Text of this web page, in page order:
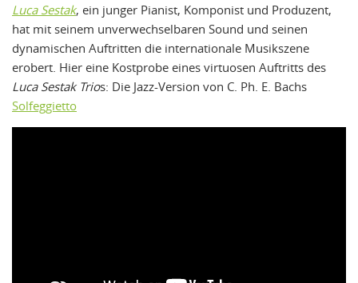
Luca Sestak, ein junger Pianist, Komponist und Produzent,
hat mit seinem unverwechselbaren Sound und seinen
dynamischen Auftritten die internationale Musikszene
erobert. Hier eine Kostprobe eines virtuosen Auftritts des
Luca Sestak Trios: Die Jazz-Version von C. Ph. E. Bachs
Solfeggietto